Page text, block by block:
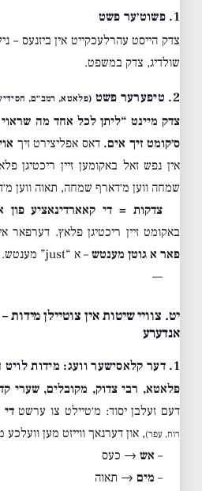
1. פשוט׳ער פשט
צדק הייסט עהרלעכקייט אין ביזנעס –
שולדיג, צדק במשפט.
2. טיפערער פשט (פלאטא, רמב״ם,
צדק מיינט “ליתן לכל אחד מה שראוי
ס׳קומט זיך אים. דאס אפליצירט זיך
אין נפש זאל באקומען זיין ריכטיגן
שמחה ווען מ׳דארף שמחה, תאוה ווען
צדקות = די קאארדינאציע פון
באקומט זיין ריכטיגן פלאץ. דערפאר
פאר א גוטן מענטש – א “just” מענטש.
—
אנדערע
1. דער קלאסישער וועג: מידות לויט חלקי הנפש
פלאטא, רבי צדוק, מקובלים, שערי
דעם זעלבן יסוד: מ׳טיילט צו ערשט
רוח, עפר), און דערנאך ווייזט מען
– אש → כעס
– מים → תאוה